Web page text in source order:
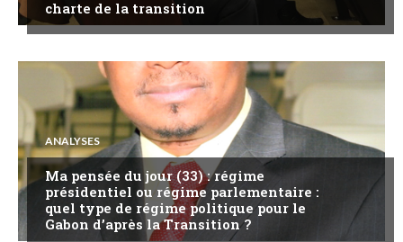
charte de la transition
ANALYSES
Ma pensée du jour (33) : régime
présidentiel ou régime parlementaire :
quel type de régime politique pour le
Gabon d’après la Transition ?